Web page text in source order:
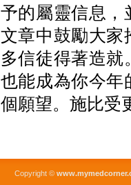
予的屬靈信息，
文章中鼓勵大家
多信徒得著造
也能成為你今年
個願望。施比受
Copyright ©